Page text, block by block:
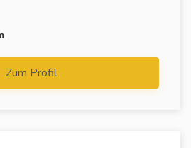
Zum Profil